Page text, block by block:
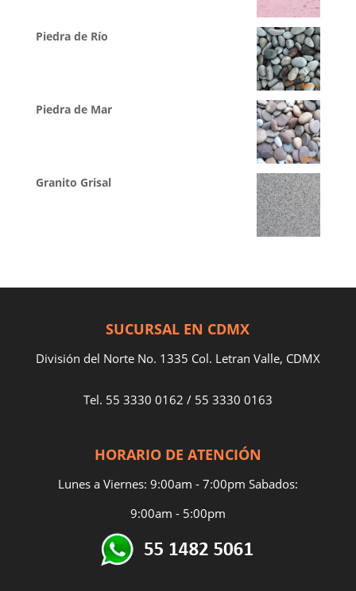
Piedra de Río
Piedra de Mar
Granito Grisal
SUCURSAL EN CDMX
División del Norte No. 1335 Col. Letran Valle, CDMX
Tel. 55 3330 0162 / 55 3330 0163
HORARIO DE ATENCIÓN
Lunes a Viernes: 9:00am - 7:00pm Sabados:
9:00am - 5:00pm